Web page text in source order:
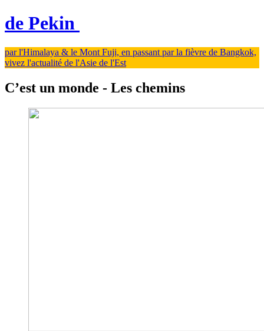
de Pekin
par l'Himalaya & le Mont Fuji, en passant par la fièvre de Bangkok,
vivez l'actualité de l'Asie de l'Est
C’est un monde - Les chemins